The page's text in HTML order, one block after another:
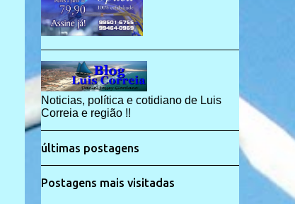
Noticias, política e cotidiano de Luis
Correia e região !!
últimas postagens
Postagens mais visitadas